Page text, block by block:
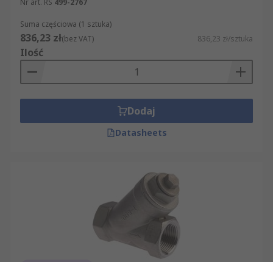
Nr art. RS 499-2767
Suma częściowa (1 sztuka)
836,23 zł(bez VAT) 836,23 zł/sztuka
Ilość
Dodaj
Datasheets